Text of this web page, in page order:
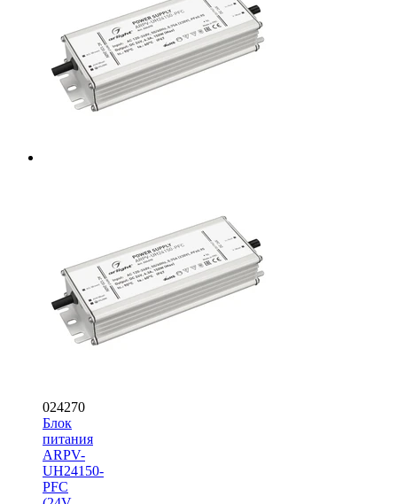
024270
Блок
питания
ARPV-
UH24150-
PFC